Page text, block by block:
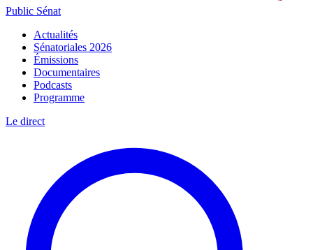
Public Sénat
Actualités
Sénatoriales 2026
Émissions
Documentaires
Podcasts
Programme
Le direct